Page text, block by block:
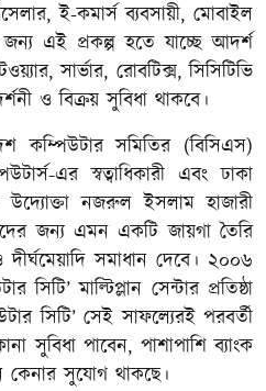
ই-কমার্স ব্যবসায়ী, মোবাইল
এই প্রকল্প হতে যাচ্ছে আদর্শ
সার্ভার, রোবটিক্স, সিসিটিভি
ও বিক্রয় সুবিধা থাকবে।
কম্পিউটার সমিতির (বিসিএস)
এর স্বত্বাধিকারী এবং ঢাকা
নজরুল ইসলাম হাজারী
জন্য এমন একটি জায়গা তৈরি
সমাধান দেবে। ২০০৬
মাল্টিপ্লান সেন্টার প্রতিষ্ঠা
সিটি’ সেই সাফল্যেরই পরবর্তী
সুবিধা পাবেন, পাশাপাশি ব্যাংক
সুযোগ থাকছে।